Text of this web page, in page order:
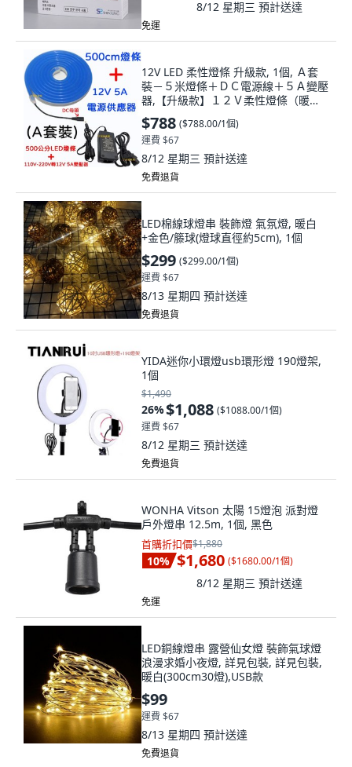
8/12 星期三 預計送達
免運
12V LED 柔性燈條 升級款, 1個, Ａ套
裝－５米燈條＋ＤＣ電源線＋５Ａ變壓
器,【升級款】１２Ｖ柔性燈條（暖白
光）
$788 ($788.00/1個)
運費 $67
8/12 星期三 預計送達
免費退貨
LED棉線球燈串 裝飾燈 氣氛燈, 暖白
+金色/籐球(燈球直徑約5cm), 1個
$299 ($299.00/1個)
運費 $67
8/13 星期四 預計送達
免費退貨
YIDA迷你小環燈usb環形燈 190燈架,
1個
$1,490
26%$1,088 ($1088.00/1個)
運費 $67
8/12 星期三 預計送達
免費退貨
WONHA Vitson 太陽 15燈泡 派對燈
戶外燈串 12.5m, 1個, 黑色
首購折扣價$1,880
10% $1,680 ($1680.00/1個)
8/12 星期三 預計送達
免運
LED銅線燈串 露營仙女燈 裝飾氣球燈
浪漫求婚小夜燈, 詳見包裝, 詳見包裝,
暖白(300cm30燈),USB款
$99
運費 $67
8/13 星期四 預計送達
免費退貨